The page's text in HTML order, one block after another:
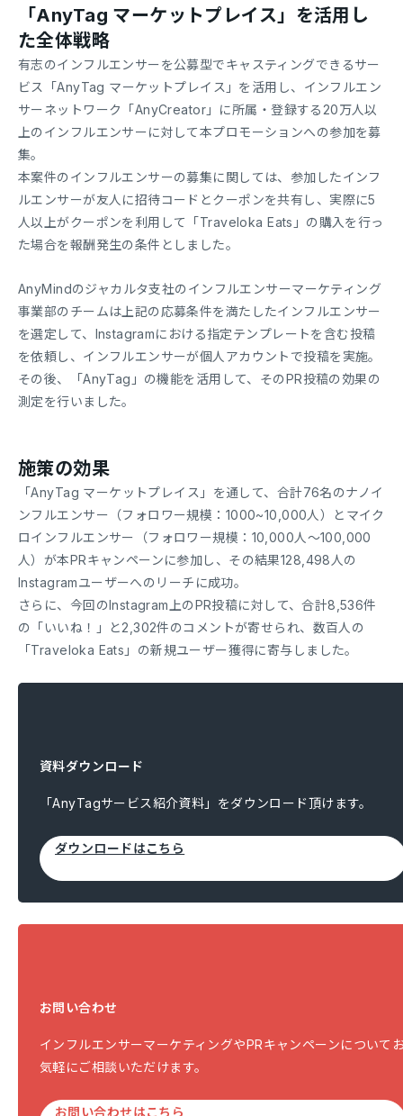
「AnyTag マーケットプレイス」を活用し
た全体戦略
有志のインフルエンサーを公募型でキャスティングできるサー
ビス「AnyTag マーケットプレイス」を活用し、インフルエン
サーネットワーク「AnyCreator」に所属・登録する20万人以
上のインフルエンサーに対して本プロモーションへの参加を募
集。
本案件のインフルエンサーの募集に関しては、参加したインフ
ルエンサーが友人に招待コードとクーポンを共有し、実際に5
人以上がクーポンを利用して「Traveloka Eats」の購入を行っ
た場合を報酬発生の条件としました。
AnyMindのジャカルタ支社のインフルエンサーマーケティング
事業部のチームは上記の応募条件を満たしたインフルエンサー
を選定して、Instagramにおける指定テンプレートを含む投稿
を依頼し、インフルエンサーが個人アカウントで投稿を実施。
その後、「AnyTag」の機能を活用して、そのPR投稿の効果の
測定を行いました。
施策の効果
「AnyTag マーケットプレイス」を通して、合計76名のナノイ
ンフルエンサー（フォロワー規模：1000~10,000人）とマイク
ロインフルエンサー（フォロワー規模：10,000人〜100,000
人）が本PRキャンペーンに参加し、その結果128,498人の
Instagramユーザーへのリーチに成功。
さらに、今回のInstagram上のPR投稿に対して、合計8,536件
の「いいね！」と2,302件のコメントが寄せられ、数百人の
「Traveloka Eats」の新規ユーザー獲得に寄与しました。
資料ダウンロード
「AnyTagサービス紹介資料」をダウンロード頂けます。
ダウンロードはこちら
お問い合わせ
インフルエンサーマーケティングやPRキャンペーンについて
気軽にご相談いただけます。
お問い合わせはこちら